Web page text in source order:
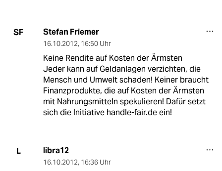
SF Stefan Friemer
16.10.2012, 16:50 Uhr
Keine Rendite auf Kosten der Ärmsten
Jeder kann auf Geldanlagen verzichten, die
Mensch und Umwelt schaden! Keiner braucht
Finanzprodukte, die auf Kosten der Ärmsten
mit Nahrungsmitteln spekulieren! Dafür setzt
sich die Initiative handle-fair.de ein!
L libra12
16.10.2012, 16:36 Uhr